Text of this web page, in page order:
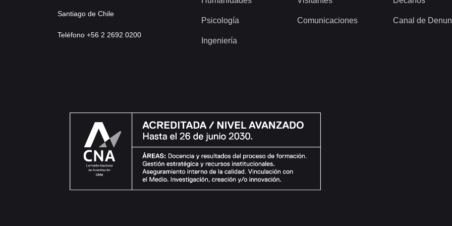
Santiago de Chile
Teléfono +56 2 2692 0200
Psicología
Ingeniería
Comunicaciones Canal de